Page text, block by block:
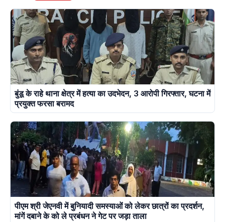
बुंडू के राहे थाना क्षेत्र में हत्या का उदभेदन, 3 आरोपी गिरफ्तार, घटना में
प्रयुक्त फरसा बरामद
पीएम श्री जेएनवी में बुनियादी समस्याओं को लेकर छात्रों का प्रदर्शन,
मांगें दबाने के को ले प्रबंधन ने गेट पर जड़ा ताला